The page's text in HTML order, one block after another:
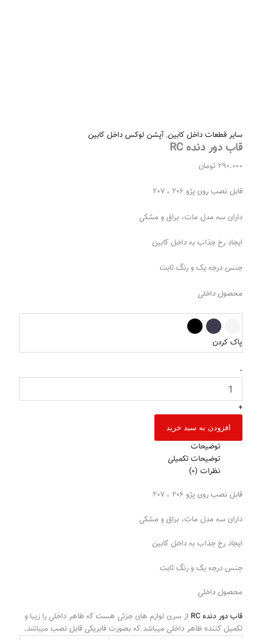
سایر قطعات داخل کابین,آپشن لوکس داخل کابین
قاب دور دنده RC
290.000 تومان
قابل نصب روی پژو ۲۰۶ ، ۲۰۷
دارای سه مدل مات، براق و مشکی
ایجاد رخ جذاب به داخل کابین
جنس درجه یک و رنگ ثابت
محصول داخلی
پاک کردن
-
+
افزودن به سبد خرید
توضیحات
توضیحات تکمیلی
نظرات (0)
قابل نصب روی پژو ۲۰۶ ، ۲۰۷
دارای سه مدل مات، براق و مشکی
ایجاد رخ جذاب به داخل کابین
جنس درجه یک و رنگ ثابت
محصول داخلی
قاب دور دنده RC
از سری لوازم های جزئی هست که ظاهر داخلی را زیبا و
تکمیل کننده ظاهر داخلی میباشد که بصورت فابریکی قابل نصب میباشد.